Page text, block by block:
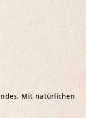
Mit natürlichen